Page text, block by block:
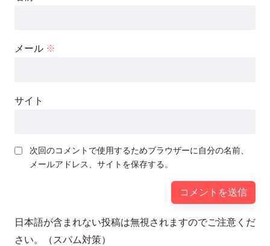
メール ※
サイト
次回のコメントで使用するためブラウザーに自分の名前、
メールアドレス、サイトを保存する。
日本語が含まれない投稿は無視されますのでご注意くだ
さい。（スパム対策）